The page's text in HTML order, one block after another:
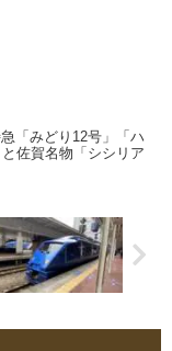
「みどり12号」「ハ
佐賀名物「シシリア